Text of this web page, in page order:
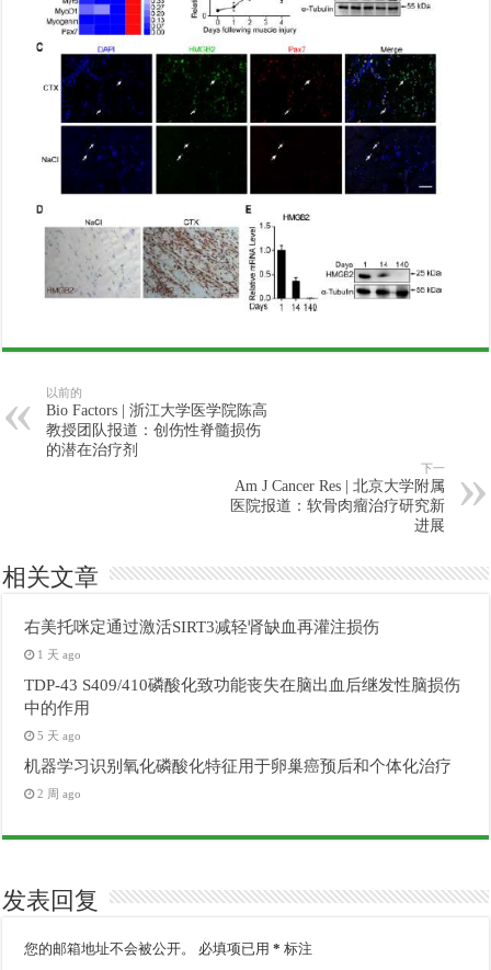
以前的
Bio Factors | 浙江大学医学院陈高
教授团队报道：创伤性脊髓损伤
的潜在治疗剂
下一
Am J Cancer Res | 北京大学附属
医院报道：软骨肉瘤治疗研究新
进展
相关文章
右美托咪定通过激活SIRT3减轻肾缺血再灌注损伤
1 天 ago
TDP-43 S409/410磷酸化致功能丧失在脑出血后继发性脑损伤
中的作用
5 天 ago
机器学习识别氧化磷酸化特征用于卵巢癌预后和个体化治疗
2 周 ago
发表回复
您的邮箱地址不会被公开。 必填项已用* 标注